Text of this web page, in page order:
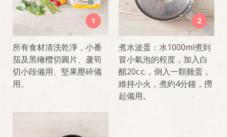
1
所有食材清洗乾淨，小番
茄及黑橄欖切圓片、蘆筍
切小段備用、堅果壓碎備
用。
2
煮水波蛋：水1000ml煮到
冒小氣泡的程度，加入白
醋20c.c.，倒入一顆雞蛋，
維持小火，煮約4分鐘，撈
起備用。